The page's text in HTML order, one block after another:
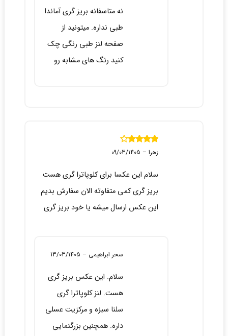
نه متاسفانه بریز گری آماندا
طبی نداره. میتونید از
صفحه لنز طبی رنگی چک
کنید رنگ های مشابه رو
نمره4از 5 زهرا –
09/03/1405
سلام این عکسا برای کلوپاترا گری هست
بریز گری کمی متفاوته الان سفارش بدیم
این عکس ارسال میشه یا خود بریز گری
سحر ابراهیمی –
13/03/1405
سلام. این عکس بریز گری
هست. لنز کلوپاترا گری
سلنا سبزه و مرکزیت عسلی
داره. همچنین بزرگنمایی